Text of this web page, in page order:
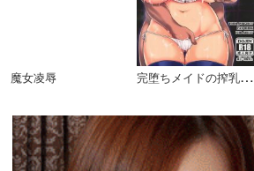
魔女凌辱 完
堕ちメイドの搾乳性処理生活 〜強制妊活十六夜咲夜アフターライフ〜